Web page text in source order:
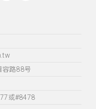
容路88号
或#8478